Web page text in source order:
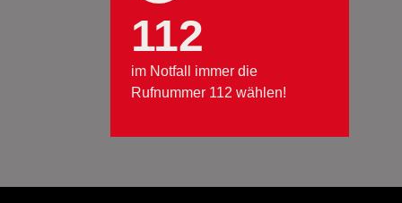
112
im Notfall immer die
Rufnummer 112 wählen!